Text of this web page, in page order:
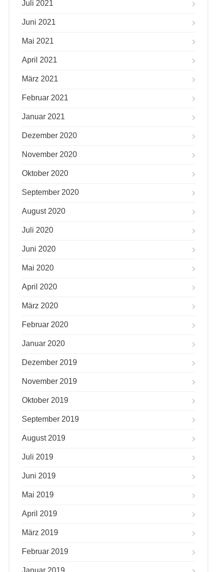
Juli 2021
Juni 2021
Mai 2021
April 2021
März 2021
Februar 2021
Januar 2021
Dezember 2020
November 2020
Oktober 2020
September 2020
August 2020
Juli 2020
Juni 2020
Mai 2020
April 2020
März 2020
Februar 2020
Januar 2020
Dezember 2019
November 2019
Oktober 2019
September 2019
August 2019
Juli 2019
Juni 2019
Mai 2019
April 2019
März 2019
Februar 2019
Januar 2019